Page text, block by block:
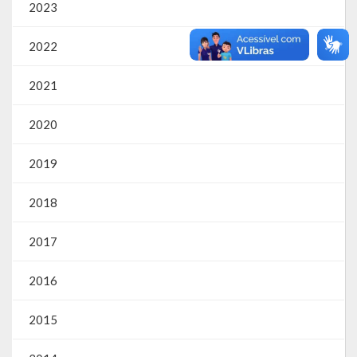
PPA
LOA
LDO
Transparência
2023
2022
2021
2020
2019
2018
2017
2016
2015